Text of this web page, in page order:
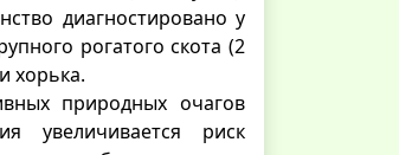
диагностировано у
рогатого скота (2
хорька.
природных очагов
увеличивается риск